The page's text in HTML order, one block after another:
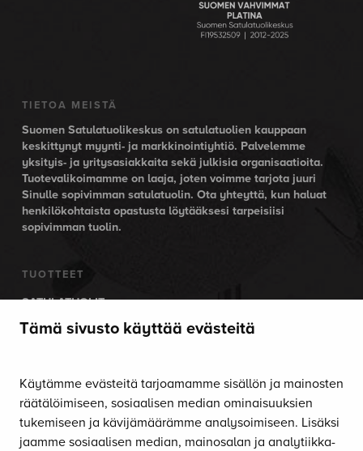
Tämä sivusto käyttää evästeitä
Käytämme evästeitä tarjoamamme sisällön ja mainosten
räätälöimiseen, sosiaalisen median ominaisuuksien
tukemiseen ja kävijämäärämme analysoimiseen. Lisäksi
jaamme sosiaalisen median, mainosalan ja analytiikka-
TIETOA MEISTÄ
Suomen Satulatuolikeskus on satulatuolien kauppaan
keskittynyt myynti- ja markkinointiyhtiö. Palvelemme
yksityis- ja yritysasiakkaita sekä julkisia organisaatioita.
Tuotevalikoimamme on laaja, joten voimme tarjota juuri
Sinulle sopivimman satulatuolin. Ota yhteyttä, kun haluat
henkilökohtaista opastusta löytääksesi tarpeisiisi
sopivimman tuolin.
TUOTTEET
SATULATUOLIT
AKTIIVITUOLIT
TASAPAINOLAUDAT
MUUT TUOTTEET
LISÄVARUSTEET